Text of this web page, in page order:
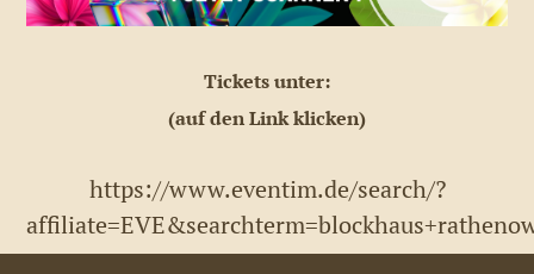
Tickets unter:
(auf den Link klicken)
https://www.eventim.de/search/?